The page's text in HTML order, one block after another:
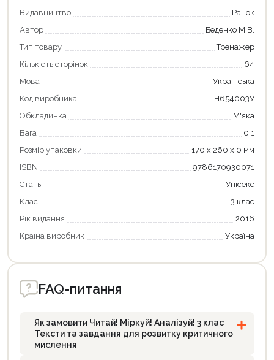
Видавництво
Ранок
Автор
Беденко М.В.
Тип товару
Тренажер
Кількість сторінок
64
Мова
Українська
Код виробника
Н654003У
Обкладинка
М'яка
Вага
0.1
Розмір упаковки
170 х 260 х 0 мм
ISBN
9786170930071
Стать
Унісекс
Клас
3 клас
Рік видання
2016
Країна виробник
Україна
FAQ-питання
Як замовити Читай! Міркуй! Аналізуй! 3 клас
Тексти та завдання для розвитку критичного
мислення
Оформити замовлення